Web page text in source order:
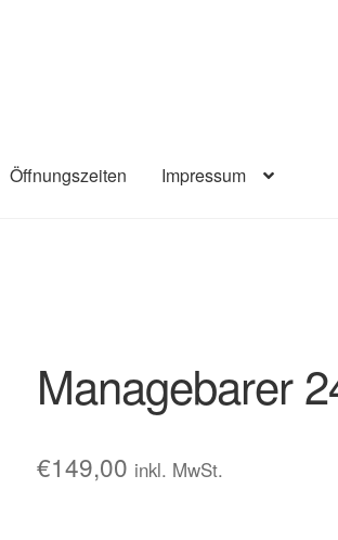
Öffnungszeiten Impressum
Managebarer
€149,00 inkl. MwSt.